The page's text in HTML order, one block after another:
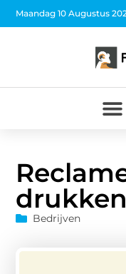
Maandag 10 Augustus
drukken
Bedrijven